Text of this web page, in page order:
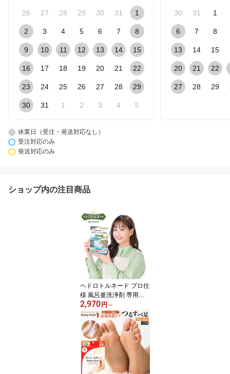
26 27 28 29 30 31 1
2 3 4 5 6 7 8
9 10 11 12 13 14 15
16 17 18 19 20 21 22
23 24 25 26 27 28 29
30 31 1 2 3 4 5
30 31 1
6 7 8
13 14 15
20 21 22
27 28 29
休業日（受注・発送対応なし）
受注対応のみ
発送対応のみ
ショップ内の注目商品
ヘドロトルネード プロ仕
様 風呂釜洗浄剤 専用カ
ップ 追い炊き 配管洗浄
剤 1つ穴 ふろがま洗浄剤
風呂釜洗浄 風呂釜洗浄剤
風呂ヘドロ プロ仕様 お
風呂掃除 カビ 除菌 風呂
ガマ洗浄剤 一つ穴 業務
用 ktcp
2,970円 ～